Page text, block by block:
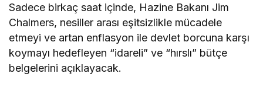
Sadece birkaç saat içinde, Hazine Bakanı Jim
Chalmers, nesiller arası eşitsizlikle mücadele
etmeyi ve artan enflasyon ile devlet borcuna karşı
koymayı hedefleyen “idareli” ve “hırslı” bütçe
belgelerini açıklayacak.